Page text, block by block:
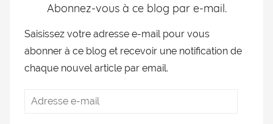
Abonnez-vous à ce blog par e-mail.
Saisissez votre adresse e-mail pour vous
abonner à ce blog et recevoir une notification de
chaque nouvel article par email.